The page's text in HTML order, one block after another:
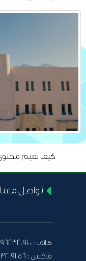
كيف تقيم
تواصل معنا
هاتف :
فاكس :